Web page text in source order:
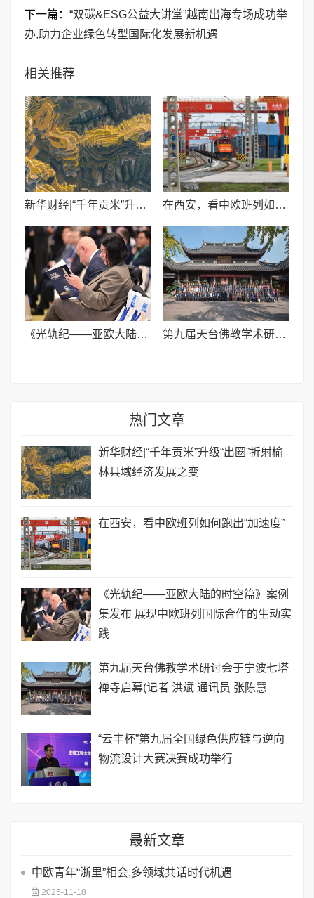
下一篇： “双碳&ESG公益大讲堂”越南出海专场成功举
办,助力企业绿色转型国际化发展新机遇
相关推荐
新华财经|“千年贡米”升级“出圈”折射榆林县域经济发展之变 在西安，看中欧班列如何跑出“加速度”
《光轨纪——亚欧大陆的时空篇》案例集发布 展现中欧班列国际合作的生动实践 第九届天台佛教学术研讨会于宁波七塔禅寺启幕(记者 洪斌 通讯员 张陈慧
热门文章
新华财经|“千年贡米”升级“出圈”折射榆
林县域经济发展之变
在西安，看中欧班列如何跑出“加速度”
《光轨纪——亚欧大陆的时空篇》案例
集发布 展现中欧班列国际合作的生动实
践
第九届天台佛教学术研讨会于宁波七塔
禅寺启幕(记者 洪斌 通讯员 张陈慧
“云丰杯”第九届全国绿色供应链与逆向
物流设计大赛决赛成功举行
最新文章
中欧青年“浙里”相会,多领域共话时代机遇
2025-11-18